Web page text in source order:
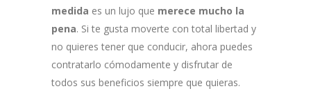
medida es un lujo que merece mucho la
pena. Si te gusta moverte con total libertad y
no quieres tener que conducir, ahora puedes
contratarlo cómodamente y disfrutar de
todos sus beneficios siempre que quieras.